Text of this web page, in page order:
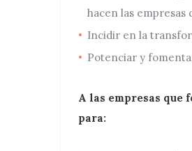
hacen las empresas
Incidir en la
Potenciar y
A las empresas que
para: